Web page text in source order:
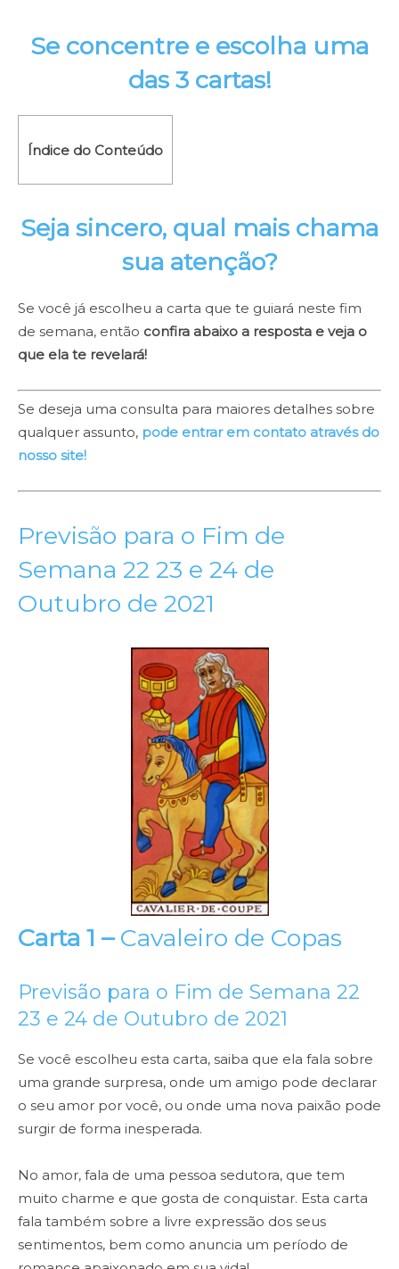
Se concentre e escolha uma
das 3 cartas!
Índice do Conteúdo
Seja sincero, qual mais chama
sua atenção?
Se você já escolheu a carta que te guiará neste fim
de semana, então confira abaixo a resposta e veja o
que ela te revelará!
Se deseja uma consulta para maiores detalhes sobre
qualquer assunto, pode entrar em contato através do
nosso site!
Previsão para o Fim de
Semana 22 23 e 24 de
Outubro de 2021
Carta 1 – Cavaleiro de Copas
Previsão para o Fim de Semana 22
23 e 24 de Outubro de 2021
Se você escolheu esta carta, saiba que ela fala sobre
uma grande surpresa, onde um amigo pode declarar
o seu amor por você, ou onde uma nova paixão pode
surgir de forma inesperada.
No amor, fala de uma pessoa sedutora, que tem
muito charme e que gosta de conquistar. Esta carta
fala também sobre a livre expressão dos seus
sentimentos, bem como anuncia um período de